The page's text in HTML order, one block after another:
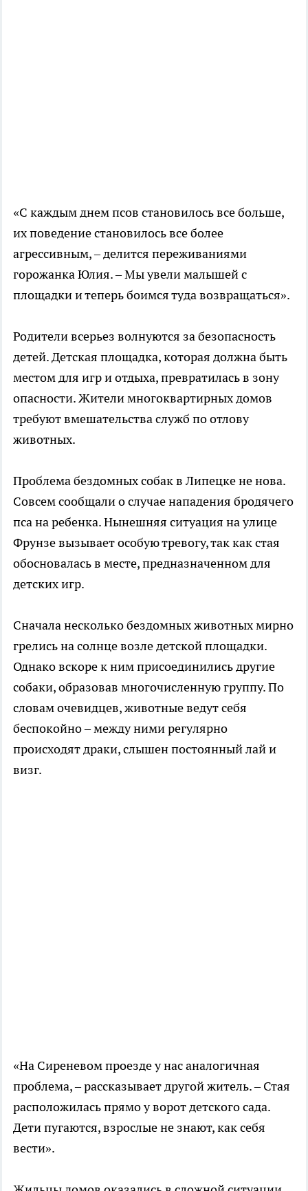
«С каждым днем псов становилось все больше,
их поведение становилось все более
агрессивным, – делится переживаниями
горожанка Юлия. – Мы увели малышей с
площадки и теперь боимся туда возвращаться».
Родители всерьез волнуются за безопасность
детей. Детская площадка, которая должна быть
местом для игр и отдыха, превратилась в зону
опасности. Жители многоквартирных домов
требуют вмешательства служб по отлову
животных.
Проблема бездомных собак в Липецке не нова.
Совсем сообщали о случае нападения бродячего
пса на ребенка. Нынешняя ситуация на улице
Фрунзе вызывает особую тревогу, так как стая
обосновалась в месте, предназначенном для
детских игр.
Сначала несколько бездомных животных мирно
грелись на солнце возле детской площадки.
Однако вскоре к ним присоединились другие
собаки, образовав многочисленную группу. По
словам очевидцев, животные ведут себя
беспокойно – между ними регулярно
происходят драки, слышен постоянный лай и
визг.
«На Сиреневом проезде у нас аналогичная
проблема, – рассказывает другой житель. – Стая
расположилась прямо у ворот детского сада.
Дети пугаются, взрослые не знают, как себя
вести».